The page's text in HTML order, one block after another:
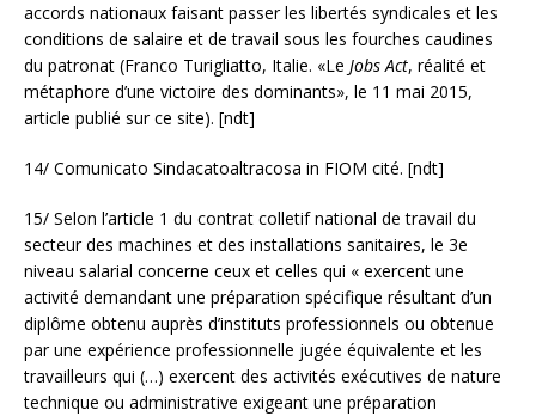
accords nationaux faisant passer les libertés syndicales et les
conditions de salaire et de travail sous les fourches caudines
du patronat (Franco Turigliatto, Italie. «Le Jobs Act, réalité et
métaphore d’une victoire des dominants», le 11 mai 2015,
article publié sur ce site). [ndt]
14/ Comunicato Sindacatoaltracosa in FIOM cité. [ndt]
15/ Selon l’article 1 du contrat colletif national de travail du
secteur des machines et des installations sanitaires, le 3e
niveau salarial concerne ceux et celles qui « exercent une
activité demandant une préparation spécifique résultant d’un
diplôme obtenu auprès d’instituts professionnels ou obtenue
par une expérience professionnelle jugée équivalente et les
travailleurs qui (…) exercent des activités exécutives de nature
technique ou administrative exigeant une préparation